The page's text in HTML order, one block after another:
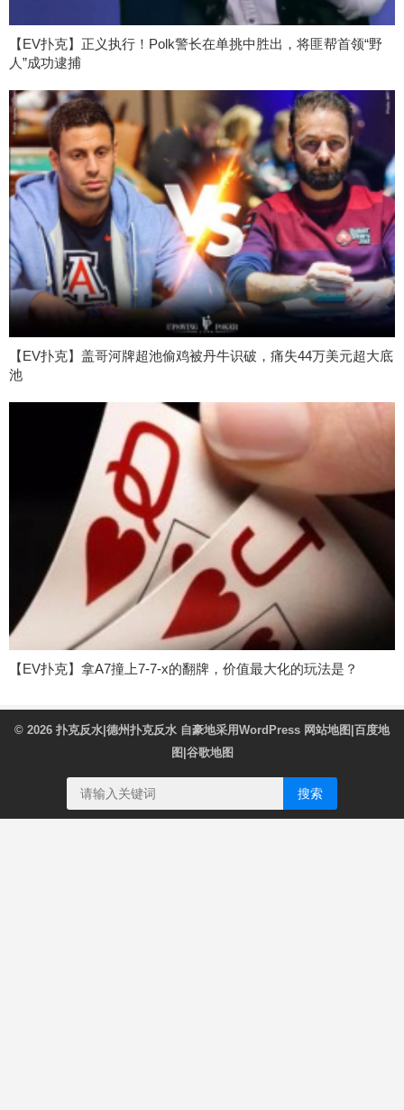
【EV扑克】正义执行！Polk警长在单挑中胜出，将匪帮首领“野
人”成功逮捕
【EV扑克】盖哥河牌超池偷鸡被丹牛识破，痛失44万美元超大底
池
【EV扑克】拿A7撞上7-7-x的翻牌，价值最大化的玩法是？
© 2026 扑克反水|德州扑克反水 自豪地采用WordPress 网站地图 百度地
图 谷歌地图
搜索